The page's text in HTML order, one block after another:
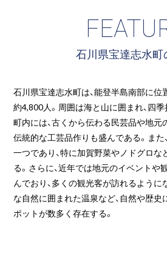
石川県宝達志水町
石川県宝達志水町は、能登半島南部に位
約4,800人。周囲は海と山に囲まれ、四
町内には、古くから伝わる民芸品や地元
伝統的な工芸品作りも盛んである。また
一つであり、特に加賀野菜やノドグロ
る。さらに、近年では地元のイベントや
んでおり、多くの観光客が訪れるよう
な自然に囲まれた温泉など、自然や歴
ポットが数多く存在する。